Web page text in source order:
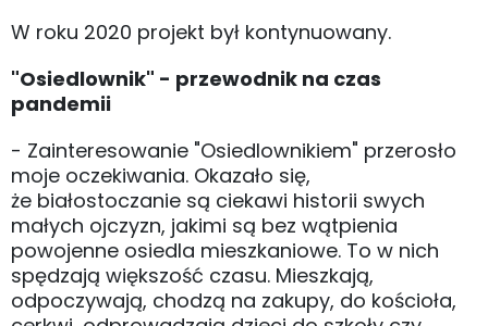
W roku 2020 projekt był kontynuowany.
"Osiedlownik" - przewodnik na czas
pandemii
- Zainteresowanie "Osiedlownikiem" przerosło
moje oczekiwania. Okazało się,
że białostoczanie są ciekawi historii swych
małych ojczyzn, jakimi są bez wątpienia
powojenne osiedla mieszkaniowe. To w nich
spędzają większość czasu. Mieszkają,
odpoczywają, chodzą na zakupy, do kościoła,